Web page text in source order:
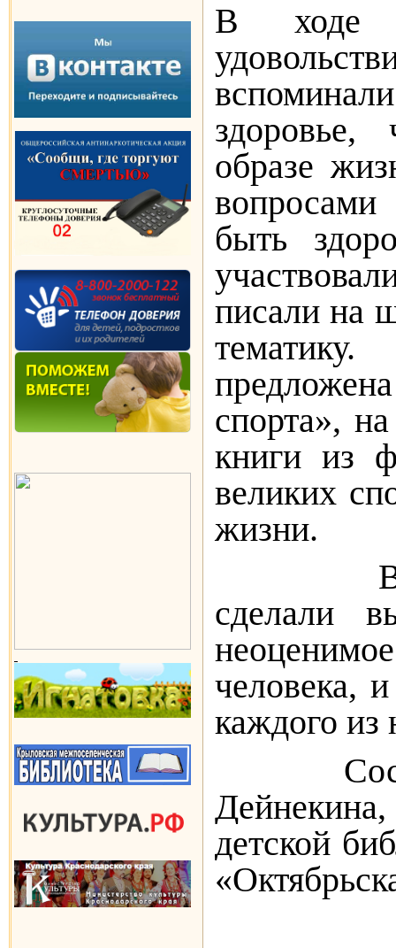
В ходе
образе
быть
писали на
спорта»,
книги из
великих
жизни.
В
сделали
человека,
каждого из
детской